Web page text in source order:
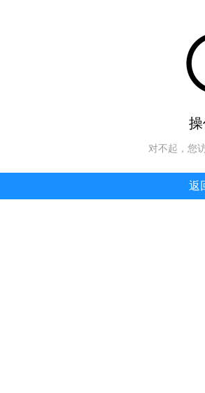
对不起，您
返